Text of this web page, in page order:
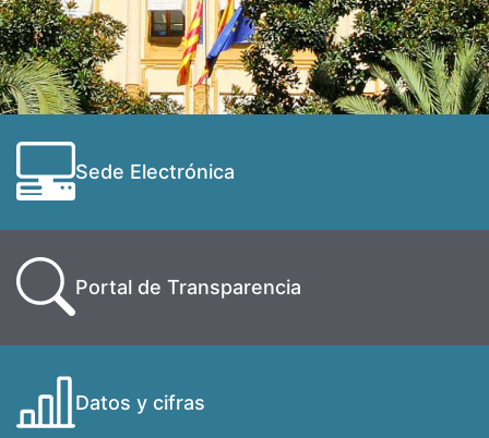
Sede Electrónica
Portal de Transparencia
Datos y cifras